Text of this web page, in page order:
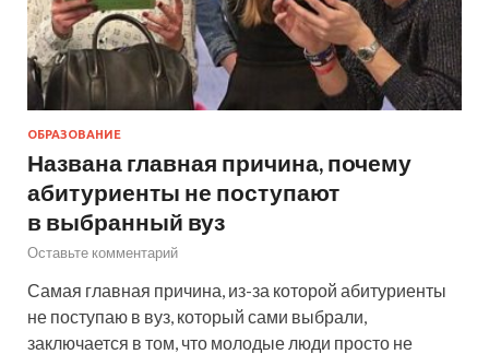
ОБРАЗОВАНИЕ
Названа главная причина, почему
абитуриенты не поступают
в выбранный вуз
Оставьте комментарий
Самая главная причина, из-за которой абитуриенты
не поступаю в вуз, который сами выбрали,
заключается в том, что молодые люди просто не